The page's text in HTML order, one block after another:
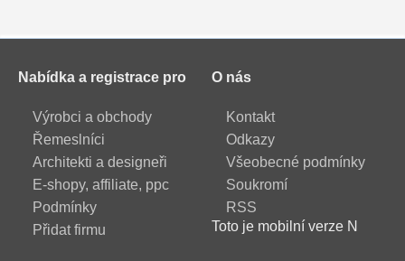
Nabídka a registrace pro
Výrobci a obchody
Řemeslníci
Architekti a designeři
E-shopy, affiliate, ppc
Podmínky
Přidat firmu
O nás
Kontakt
Odkazy
Všeobecné podmínky
Soukromí
RSS
Toto je mobilní verze N